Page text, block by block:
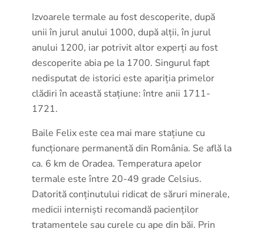
Izvoarele termale au fost descoperite, după
unii în jurul anului 1000, după alții, în jurul
anului 1200, iar potrivit altor experți au fost
descoperite abia pe la 1700. Singurul fapt
nedisputat de istorici este apariția primelor
clădiri în această stațiune: între anii 1711-
1721.
Baile Felix este cea mai mare stațiune cu
funcționare permanentă din România. Se află la
ca. 6 km de Oradea. Temperatura apelor
termale este între 20-49 grade Celsius.
Datorită conținutului ridicat de săruri minerale,
medicii interniști recomandă pacienților
tratamentele sau curele cu ape din băi. Prin